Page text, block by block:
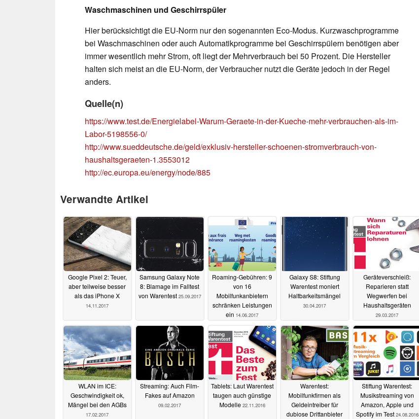
Waschmaschinen und Geschirrspüler
Hier berücksichtigt die EU-Norm nur den sogenannten Eco-Modus. Kurzwaschprogramme
bei Waschmaschinen oder auch Automatikprogramme bei Geschirrspülern benötigen aber
immer wesentlich mehr Strom, oft liegt der Mehrverbrauch bei 50 Prozent. Die Hersteller
halten sich meist an die EU-Norm, der Verbraucher nutzt die Geräte jedoch in der Regel
anders.
Quelle(n)
https://www.test.de/Energielabel-Warum-Geraete-in-der-Kueche-mehr-verbrauchen-als-im-
Labor-5198556-0/
http://www.sueddeutsche.de/geld/exklusiv-hersteller-schoenen-stromverbrauch-von-
haushaltsgeraeten-1.3553012
http://ec.europa.eu/energy/node/885
Verwandte Artikel
Google Pixel 2: Teuer,
aber teilweise besser
als das iPhone X
14.11.2017
Samsung Galaxy Note
8: Blamage im Falltest
von Warentest 25.09.2017
Roaming-Gebühren: 9
von 16
Mobilfunkanbietern
schränken Leistungen
ein 14.06.2017
Galaxy S8: Stiftung
Warentest moniert
Haltbarkeitsmängel
30.04.2017
Geräteverschleiß:
Reparieren statt
Wegwerfen bei
Haushaltsgeräten
29.03.2017
WLAN im ICE:
Geschwindigkeit ok,
Mängel bei den AGBs
17.02.2017
Streaming: Auch Film-
Fakes auf Amazon
09.02.2017
Tablets: Laut Warentest
taugen auch günstige
Modelle 22.11.2016
Warentest:
Mobilfunkfirmen als
Geldeintreiber für
dubiose Drittanbieter
Stiftung Warentest:
Musikstreaming von
Amazon, Apple und
Spotify im Test 24.08.2016